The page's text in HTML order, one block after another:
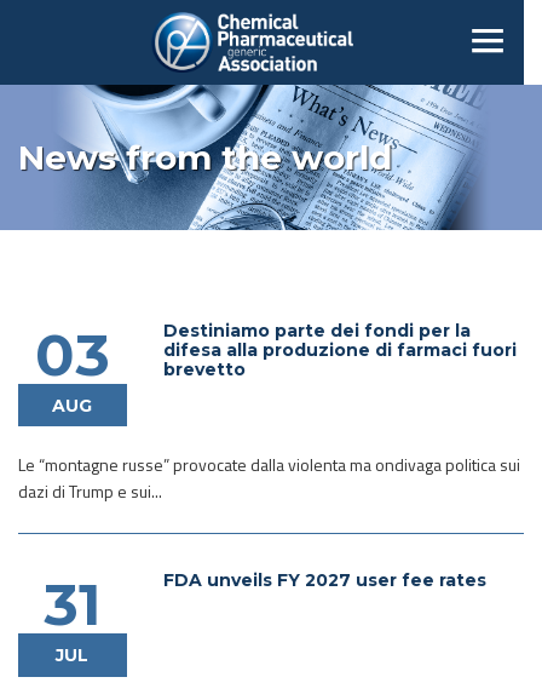
News from the world
03
AUG
Destiniamo parte dei fondi per la
difesa alla produzione di farmaci fuori
brevetto
Le “montagne russe” provocate dalla violenta ma ondivaga politica sui
dazi di Trump e sui...
31
JUL
FDA unveils FY 2027 user fee rates